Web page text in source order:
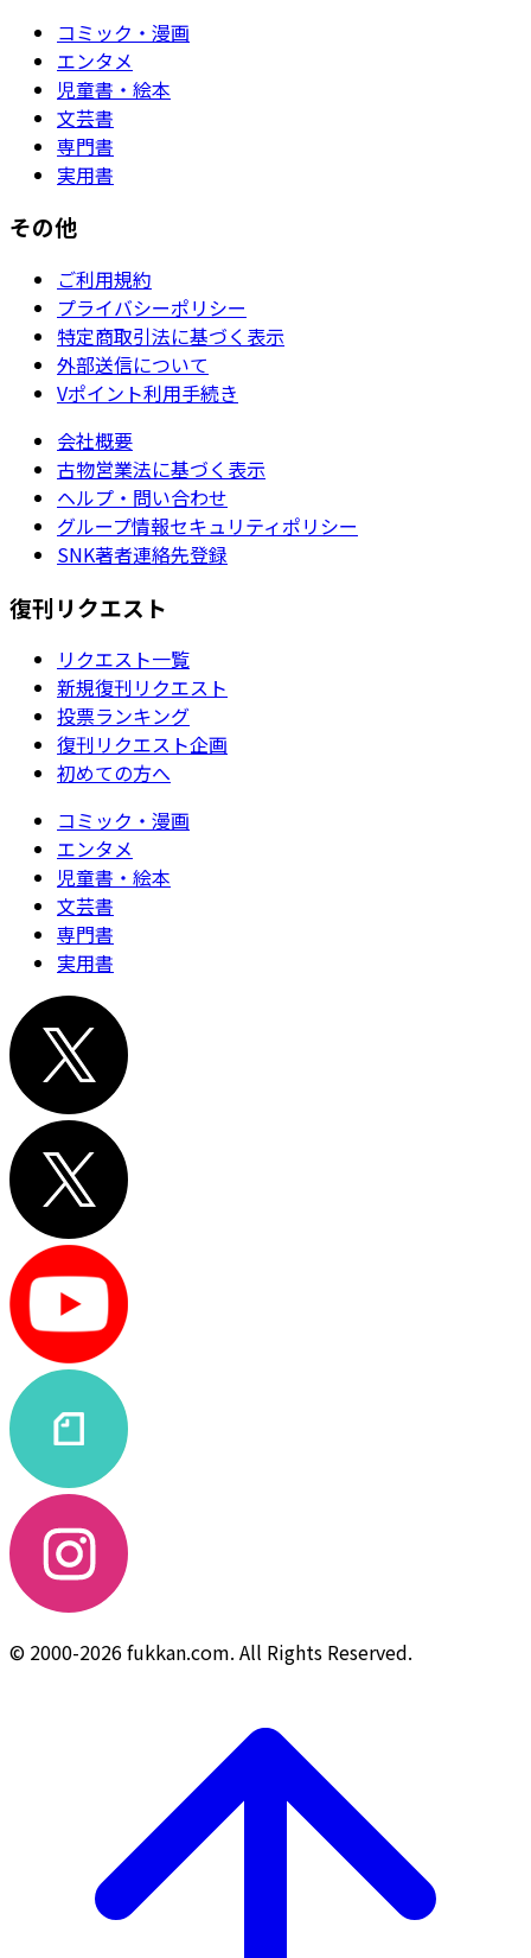
コミック・漫画
エンタメ
児童書・絵本
文芸書
専門書
実用書
その他
ご利用規約
プライバシーポリシー
特定商取引法に基づく表示
外部送信について
Vポイント利用手続き
会社概要
古物営業法に基づく表示
ヘルプ・問い合わせ
グループ情報セキュリティポリシー
SNK著者連絡先登録
復刊リクエスト
リクエスト一覧
新規復刊リクエスト
投票ランキング
復刊リクエスト企画
初めての方へ
コミック・漫画
エンタメ
児童書・絵本
文芸書
専門書
実用書
© 2000-2026 fukkan.com. All Rights Reserved.